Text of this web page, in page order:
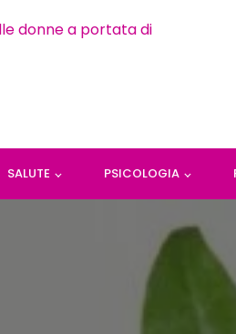
SALUTE PSICOLOGIA